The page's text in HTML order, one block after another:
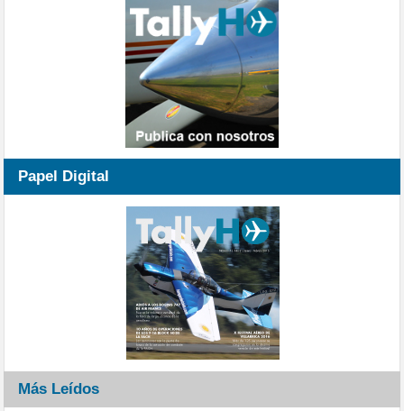
Papel Digital
Más Leídos